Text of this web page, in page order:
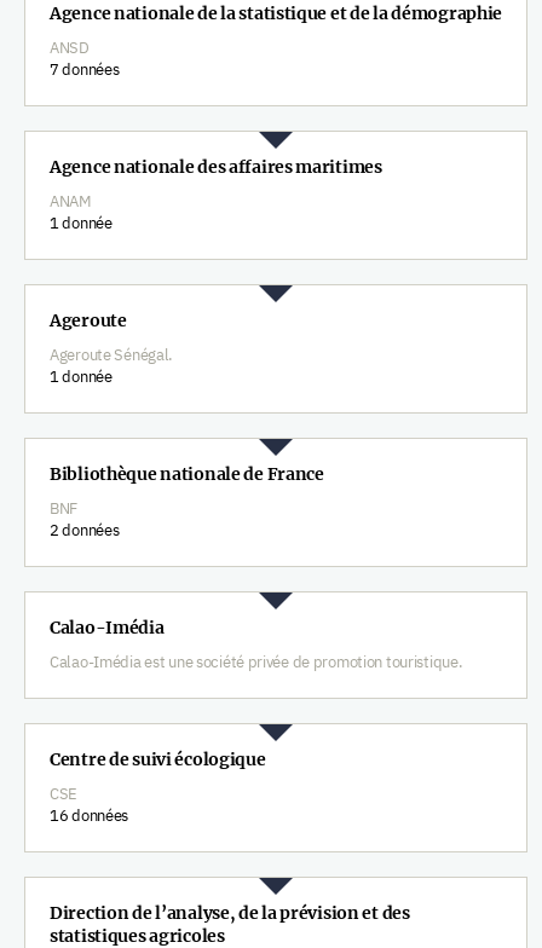
Agence nationale de la statistique et de la démographie
ANSD
7 données
Agence nationale des affaires maritimes
ANAM
1 donnée
Ageroute
Ageroute Sénégal.
1 donnée
Bibliothèque nationale de France
BNF
2 données
Calao-Imédia
Calao-Imédia est une société privée de promotion touristique.
Centre de suivi écologique
CSE
16 données
Direction de l’analyse, de la prévision et des
statistiques agricoles